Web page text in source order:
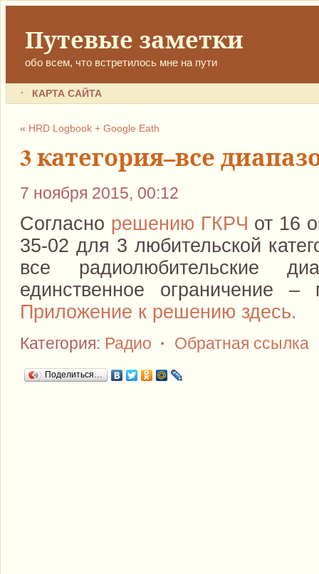
Путевые заметки
обо всем, что встретилось мне на пути
КАРТА САЙТА
« HRD Logbook + Google Eath
3 категория–все
7 ноября 2015, 00:12
Согласно решению ГКРЧ от 16
35-02 для 3 любительской
все радиолюбительские
единственное ограничение
Приложение к решению здесь.
Категория: Радио · Обратная ссылка
Поделиться…